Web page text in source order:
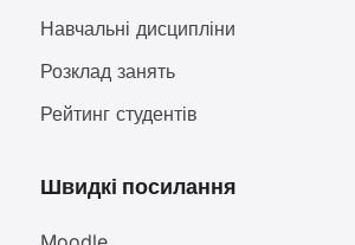
Навчальні дисципліни
Розклад занять
Рейтинг студентів
Швидкі посилання